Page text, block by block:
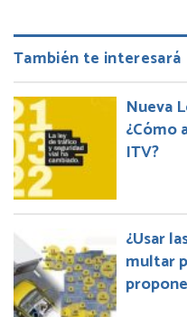
También te interesará
Nueva
¿Cómo
ITV?
¿Usar
multar
propone